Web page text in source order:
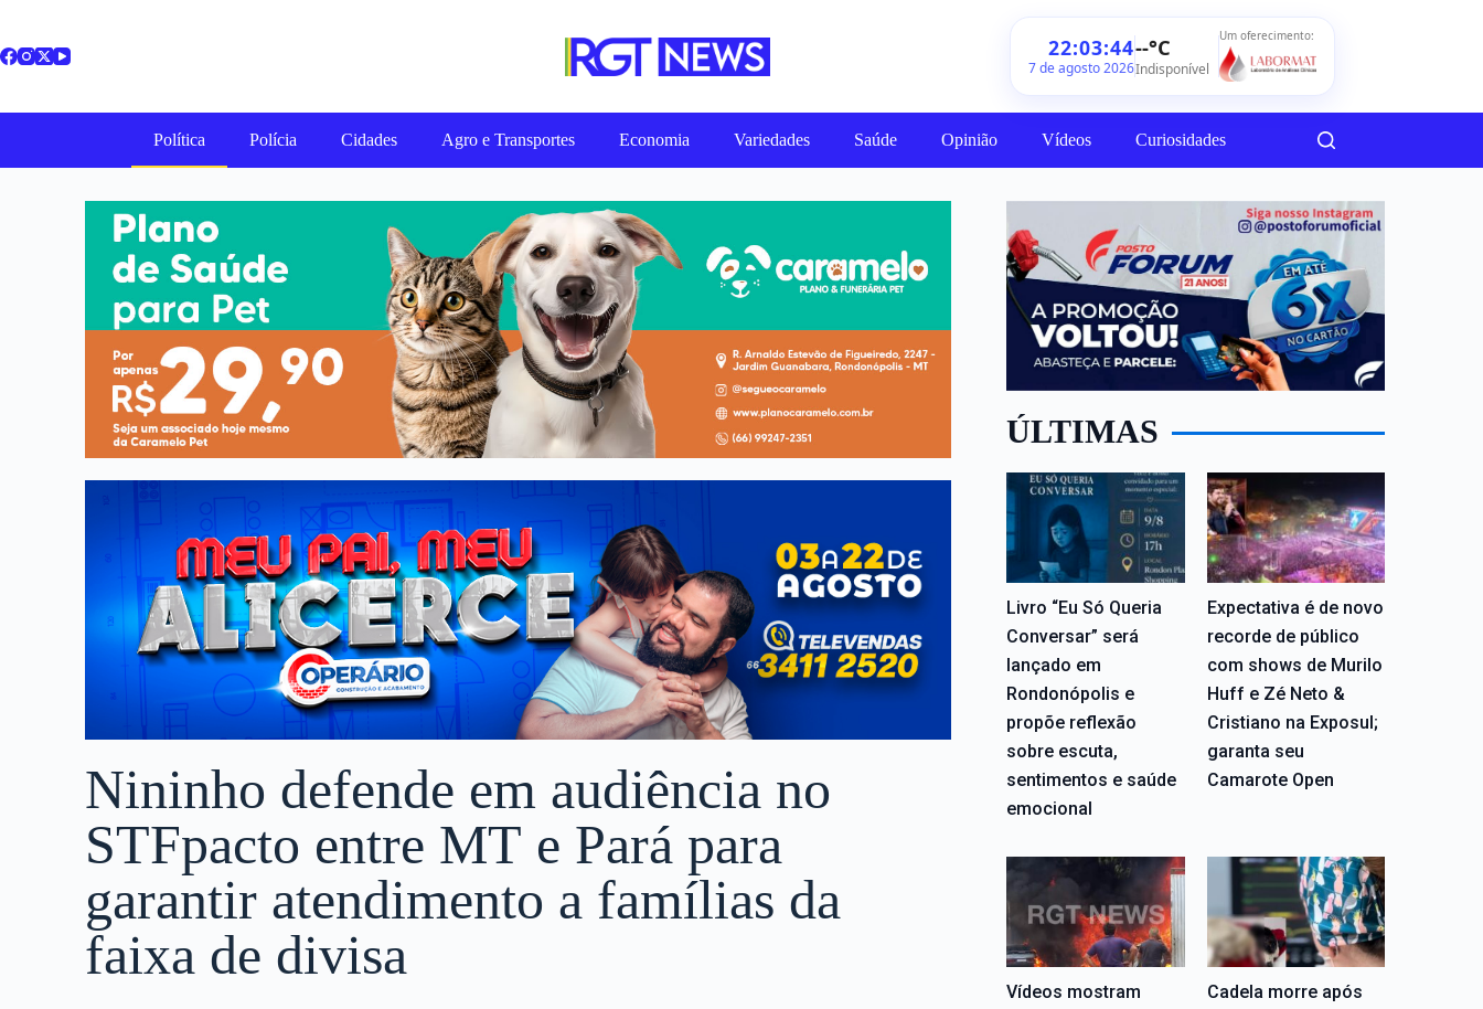
22:03:46
7 de agosto 2026
--°C
Indisponível
Um oferecimento:
Política Polícia Cidades Agro e Transportes Economia Variedades Saúde Opinião Vídeos Curiosidades
Nininho defende em audiência no
STFpacto entre MT e Pará para
garantir atendimento a famílias da
faixa de divisa
ÚLTIMAS
Livro “Eu Só Queria
Conversar” será
lançado em
Rondonópolis e
propõe reflexão
sobre escuta,
sentimentos e saúde
emocional
Expectativa é de novo
recorde de público
com shows de Murilo
Huff e Zé Neto &
Cristiano na Exposul;
garanta seu
Camarote Open
Vídeos mostram
Cadela morre após